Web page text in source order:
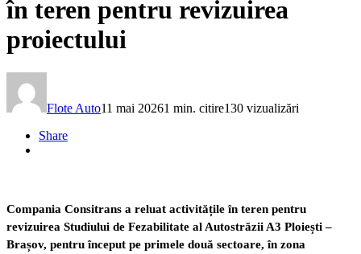
în teren pentru revizuirea
proiectului
Flote Auto11 mai 20261 min. citire130 vizualizări
Share
Compania Consitrans a reluat activitățile în teren pentru
revizuirea Studiului de Fezabilitate al Autostrăzii A3 Ploiești –
Brașov, pentru început pe primele două sectoare, în zona